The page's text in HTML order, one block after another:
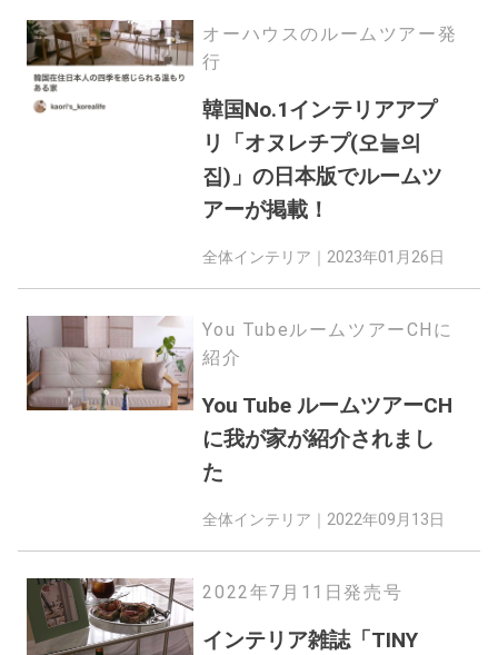
オーハウスのルームツアー発
行
韓国No.1インテリアアプ
リ「オヌレチプ(오늘의
집)」の日本版でルームツ
アーが掲載！
全体インテリア｜2023年01月26日
You TubeルームツアーCHに
紹介
You Tube ルームツアーCH
に我が家が紹介されまし
た
全体インテリア｜2022年09月13日
2022年7月11日発売号
⁡インテリア雑誌「TINY